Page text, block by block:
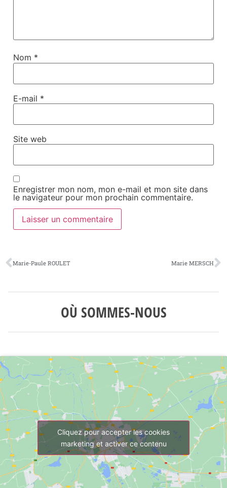
Nom *
E-mail *
Site web
Enregistrer mon nom, mon e-mail et mon site dans
le navigateur pour mon prochain commentaire.
Marie-Paule ROULET Marie MERSCH
OÙ SOMMES-NOUS
Cliquez pour accepter les cookies
marketing et activer ce contenu